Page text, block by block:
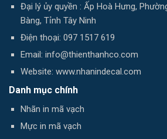
Đại lý ủy quyền : Ấp Hoà Hưng,
Bàng, Tỉnh Tây Ninh
Điện thoại: 097 1517 619
Email: info@thienthanhco.com
Website: www.nhanindecal.com
Danh mục chính
Nhãn in mã vạch
Mực in mã vạch